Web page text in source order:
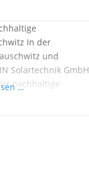
In der
und
Solartechnik GmbH
nachhaltige
…